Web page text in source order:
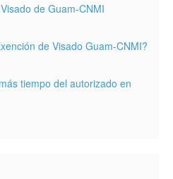
de Guam-CNMI
de Visado Guam-CNMI?
tiempo del autorizado en